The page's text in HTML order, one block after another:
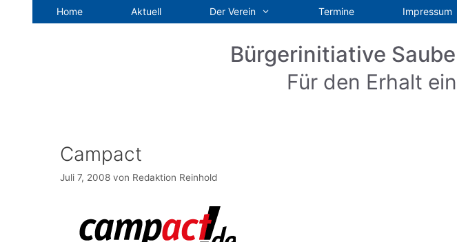
Home Aktuell Der Verein Termine Impressum
Bürgerinitiative
Für den Erhalt
Campact
Juli 7, 2008 von Redaktion Reinhold